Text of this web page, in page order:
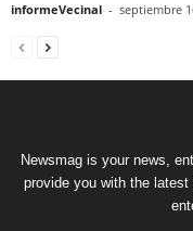
informeVecinal - septiembre
Newsmag is your news,
provide you with the